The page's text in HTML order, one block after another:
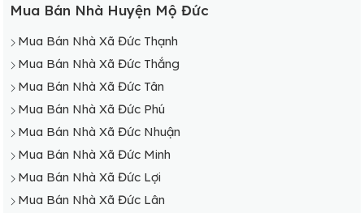
Mua Bán Nhà Huyện Mộ Đức
Mua Bán Nhà Xã Đức Thạnh
Mua Bán Nhà Xã Đức Thắng
Mua Bán Nhà Xã Đức Tân
Mua Bán Nhà Xã Đức Phú
Mua Bán Nhà Xã Đức Nhuận
Mua Bán Nhà Xã Đức Minh
Mua Bán Nhà Xã Đức Lợi
Mua Bán Nhà Xã Đức Lân